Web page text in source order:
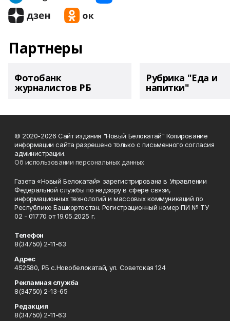
Партнеры
Фотобанк
журналистов РБ
Рубрика "Еда и
напитки"
© 2020-2026 Сайт издания "Новый Белокатай" Копирование
информации сайта разрешено только с письменного согласия
администрации.
Об использовании персональных данных
Газета «Новый Белокатай» зарегистрирована в Управлении
Федеральной службы по надзору в сфере связи,
информационных технологий и массовых коммуникаций по
Республике Башкортостан. Регистрационный номер ПИ № ТУ
02 - 01770 от 19.05.2025 г.
Телефон
8(34750) 2-11-63
Адрес
452580, РБ с.Новобелокатай, ул. Советская 124
Рекламная служба
8(34750) 2-13-65
Редакция
8(34750) 2-11-63